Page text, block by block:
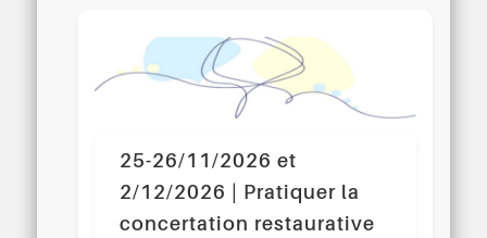
25-26/11/2026 et
2/12/2026 | Pratiquer la
concertation restaurative